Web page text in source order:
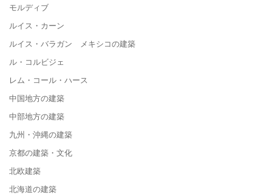
モルディブ
ルイス・カーン
ルイス・バラガン メキシコの建築
ル・コルビジェ
レム・コール・ハース
中国地方の建築
中部地方の建築
九州・沖縄の建築
京都の建築・文化
北欧建築
北海道の建築